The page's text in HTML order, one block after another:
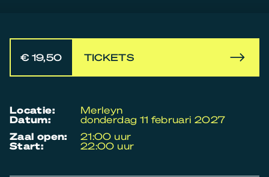
€ 19,50 TICKETS
locatie: Merleyn
datum:
donderdag 11 februari 2027
zaal open:
21:00 uur
start: 22:00 uur